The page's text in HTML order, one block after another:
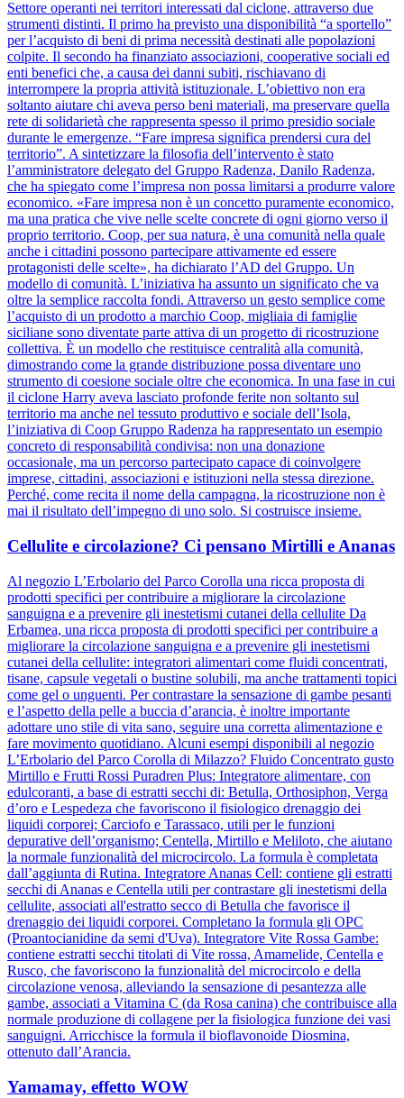
Settore operanti nei territori interessati dal ciclone, attraverso due
strumenti distinti. Il primo ha previsto una disponibilità “a sportello”
per l’acquisto di beni di prima necessità destinati alle popolazioni
colpite. Il secondo ha finanziato associazioni, cooperative sociali ed
enti benefici che, a causa dei danni subiti, rischiavano di
interrompere la propria attività istituzionale. L’obiettivo non era
soltanto aiutare chi aveva perso beni materiali, ma preservare quella
rete di solidarietà che rappresenta spesso il primo presidio sociale
durante le emergenze. “Fare impresa significa prendersi cura del
territorio”. A sintetizzare la filosofia dell’intervento è stato
l’amministratore delegato del Gruppo Radenza, Danilo Radenza,
che ha spiegato come l’impresa non possa limitarsi a produrre valore
economico. «Fare impresa non è un concetto puramente economico,
ma una pratica che vive nelle scelte concrete di ogni giorno verso il
proprio territorio. Coop, per sua natura, è una comunità nella quale
anche i cittadini possono partecipare attivamente ed essere
protagonisti delle scelte», ha dichiarato l’AD del Gruppo. Un
modello di comunità. L’iniziativa ha assunto un significato che va
oltre la semplice raccolta fondi. Attraverso un gesto semplice come
l’acquisto di un prodotto a marchio Coop, migliaia di famiglie
siciliane sono diventate parte attiva di un progetto di ricostruzione
collettiva. È un modello che restituisce centralità alla comunità,
dimostrando come la grande distribuzione possa diventare uno
strumento di coesione sociale oltre che economica. In una fase in cui
il ciclone Harry aveva lasciato profonde ferite non soltanto sul
territorio ma anche nel tessuto produttivo e sociale dell’Isola,
l’iniziativa di Coop Gruppo Radenza ha rappresentato un esempio
concreto di responsabilità condivisa: non una donazione
occasionale, ma un percorso partecipato capace di coinvolgere
imprese, cittadini, associazioni e istituzioni nella stessa direzione.
Perché, come recita il nome della campagna, la ricostruzione non è
mai il risultato dell’impegno di uno solo. Si costruisce insieme.
Cellulite e circolazione? Ci pensano Mirtilli e Ananas
Al negozio L’Erbolario del Parco Corolla una ricca proposta di
prodotti specifici per contribuire a migliorare la circolazione
sanguigna e a prevenire gli inestetismi cutanei della cellulite Da
Erbamea, una ricca proposta di prodotti specifici per contribuire a
migliorare la circolazione sanguigna e a prevenire gli inestetismi
cutanei della cellulite: integratori alimentari come fluidi concentrati,
tisane, capsule vegetali o bustine solubili, ma anche trattamenti topici
come gel o unguenti. Per contrastare la sensazione di gambe pesanti
e l’aspetto della pelle a buccia d’arancia, è inoltre importante
adottare uno stile di vita sano, seguire una corretta alimentazione e
fare movimento quotidiano. Alcuni esempi disponibili al negozio
L’Erbolario del Parco Corolla di Milazzo? Fluido Concentrato gusto
Mirtillo e Frutti Rossi Puradren Plus: Integratore alimentare, con
edulcoranti, a base di estratti secchi di: Betulla, Orthosiphon, Verga
d’oro e Lespedeza che favoriscono il fisiologico drenaggio dei
liquidi corporei; Carciofo e Tarassaco, utili per le funzioni
depurative dell’organismo; Centella, Mirtillo e Meliloto, che aiutano
la normale funzionalità del microcircolo. La formula è completata
dall’aggiunta di Rutina. Integratore Ananas Cell: contiene gli estratti
secchi di Ananas e Centella utili per contrastare gli inestetismi della
cellulite, associati all'estratto secco di Betulla che favorisce il
drenaggio dei liquidi corporei. Completano la formula gli OPC
(Proantocianidine da semi d'Uva). Integratore Vite Rossa Gambe:
contiene estratti secchi titolati di Vite rossa, Amamelide, Centella e
Rusco, che favoriscono la funzionalità del microcircolo e della
circolazione venosa, alleviando la sensazione di pesantezza alle
gambe, associati a Vitamina C (da Rosa canina) che contribuisce alla
normale produzione di collagene per la fisiologica funzione dei vasi
sanguigni. Arricchisce la formula il bioflavonoide Diosmina,
ottenuto dall’Arancia.
Yamamay, effetto WOW